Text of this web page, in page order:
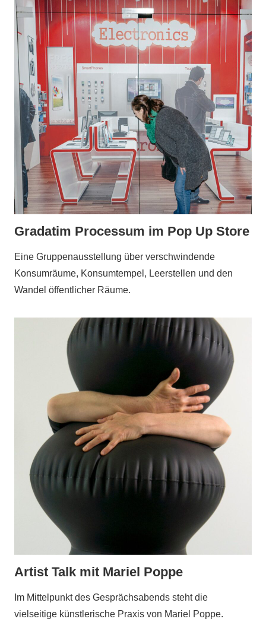
Gradatim Processum im Pop Up Store
Eine Gruppenausstellung über verschwindende
Konsumräume, Konsumtempel, Leerstellen und den
Wandel öffentlicher Räume.
Artist Talk mit Mariel Poppe
Im Mittelpunkt des Gesprächsabends steht die
vielseitige künstlerische Praxis von Mariel Poppe.